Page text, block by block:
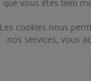
que vous êtes bien
Les cookies nous
nos services, vous